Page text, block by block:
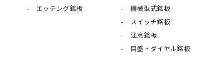
エッチング銘板
機械型式銘板
スイッチ銘板
注意銘板
目盛・ダイヤル銘板